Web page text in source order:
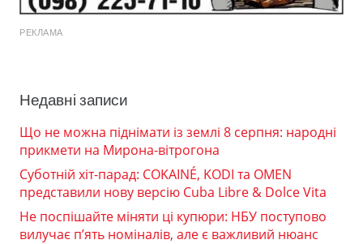
РЕКЛАМА
Недавні записи
Що не можна піднімати із землі 8 серпня: народні
прикмети на Мирона-вітрогона
Суботній хіт-парад: COKAINÉ, KODI та OMEN
представили нову версію Cuba Libre & Dolce Vita
Не поспішайте міняти ці купюри: НБУ поступово
вилучає п’ять номіналів, але є важливий нюанс